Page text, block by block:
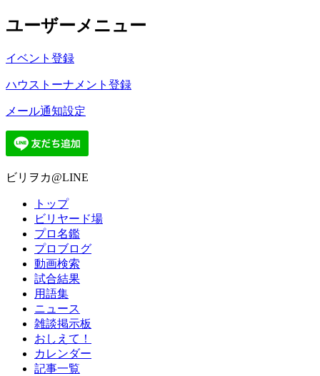
ユーザーメニュー
イベント登録
ハウストーナメント登録
メール通知設定
ビリヲカ@LINE
トップ
ビリヤード場
プロ名鑑
プロブログ
動画検索
試合結果
用語集
ニュース
雑談掲示板
おしえて！
カレンダー
記事一覧